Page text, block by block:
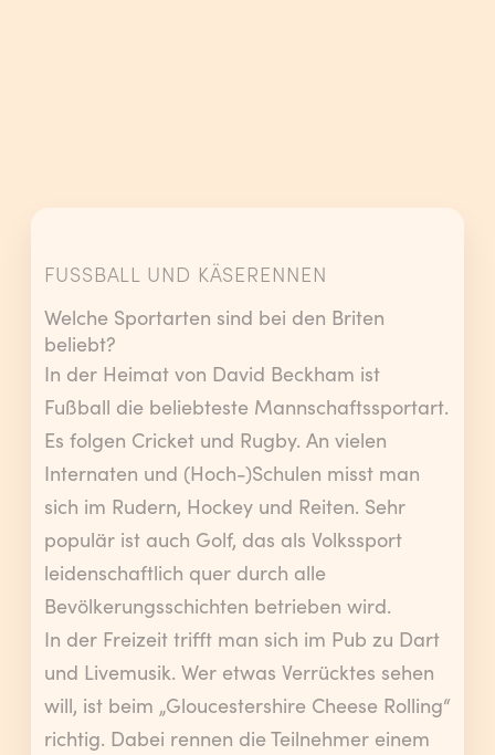
FUSSBALL UND KÄSERENNEN
Welche Sportarten sind bei den Briten
beliebt?
In der Heimat von David Beckham ist
Fußball die beliebteste Mannschaftssportart.
Es folgen Cricket und Rugby. An vielen
Internaten und (Hoch-)Schulen misst man
sich im Rudern, Hockey und Reiten. Sehr
populär ist auch Golf, das als Volkssport
leidenschaftlich quer durch alle
Bevölkerungsschichten betrieben wird.
In der Freizeit trifft man sich im Pub zu Dart
und Livemusik. Wer etwas Verrücktes sehen
will, ist beim „Gloucestershire Cheese Rolling“
richtig. Dabei rennen die Teilnehmer einem